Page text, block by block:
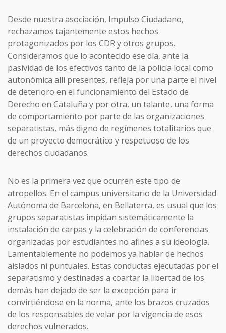
Desde nuestra asociación, Impulso Ciudadano,
rechazamos tajantemente estos hechos
protagonizados por los CDR y otros grupos.
Consideramos que lo acontecido ese día, ante la
pasividad de los efectivos tanto de la policía local como
autonómica allí presentes, refleja por una parte el nivel
de deterioro en el funcionamiento del Estado de
Derecho en Cataluña y por otra, un talante, una forma
de comportamiento por parte de las organizaciones
separatistas, más digno de regímenes totalitarios que
de un proyecto democrático y respetuoso de los
derechos ciudadanos.
No es la primera vez que ocurren este tipo de
atropellos. En el campus universitario de la Universidad
Autónoma de Barcelona, en Bellaterra, es usual que los
grupos separatistas impidan sistemáticamente la
instalación de carpas y la celebración de conferencias
organizadas por estudiantes no afines a su ideología.
Lamentablemente no podemos ya hablar de hechos
aislados ni puntuales. Estas conductas ejecutadas por el
separatismo y destinadas a coartar la libertad de los
demás han dejado de ser la excepción para ir
convirtiéndose en la norma, ante los brazos cruzados
de los responsables de velar por la vigencia de esos
derechos vulnerados.